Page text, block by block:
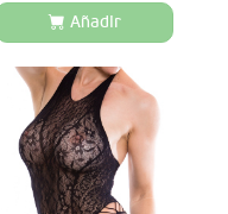
Añadir